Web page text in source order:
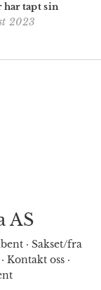
tapt sin
2023
AS
· Sakset/fra
Kontakt oss·